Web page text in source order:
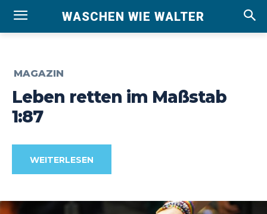
WASCHEN WIE WALTER
MAGAZIN
Leben retten im Maßstab
1:87
WEITERLESEN